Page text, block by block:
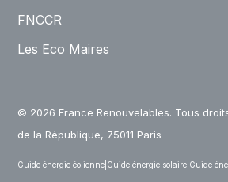
FNCCR
Les Eco Maires
© 2026 France Renouvelables. Tous
de la République, 75011 Paris
Guide énergie éolienne Guide énergie solaire Guide